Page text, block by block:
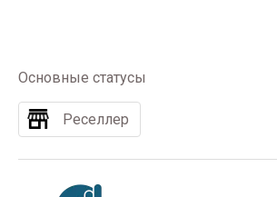
Основные статусы
Реселлер